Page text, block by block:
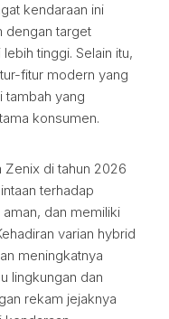
kendaraan ini
dengan target
tinggi. Selain itu,
fitur modern yang
tambah yang
konsumen.
Zenix di tahun 2026
terhadap
dan memiliki
varian hybrid
meningkatnya
lingkungan dan
rekam jejaknya